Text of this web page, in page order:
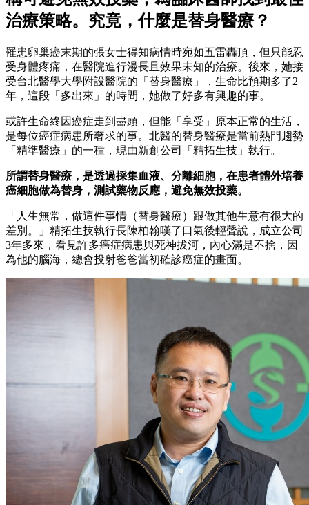
治療策略。究竟，什麼是替身醫療？
罹患卵巢癌末期的張女士得知病情時宛如五雷轟頂，但只能忍
受身體疼痛，在醫院進行漫長且效果未知的治療。後來，她接
受台北醫學大學附設醫院的「替身醫療」，生命比預期多了2
年，這段「多出來」的時間，她做了好多有興趣的事。
或許生命終因癌症走到盡頭，但能「享受」原本正常的生活，
是每位癌症病患所奢求的事。北醫的替身醫療是當前熱門趨勢
「精準醫療」的一種，現由新創公司「精拓生技」執行。
所謂替身醫療，是透過採集血液、分離細胞，在患者體外培養
癌細胞做為替身，測試藥物反應，避免無效投藥。
「人生無常，做這件事情（替身醫療）跟做其他生意有很大的
差別。」精拓生技執行長陳柏翰嘆了口氣後輕聲說，成立公司
3年多來，看見許多癌症病患與死神拔河，內心滿是不捨，因
為他的腦海，總會投射爸爸當初確診癌症的畫面。